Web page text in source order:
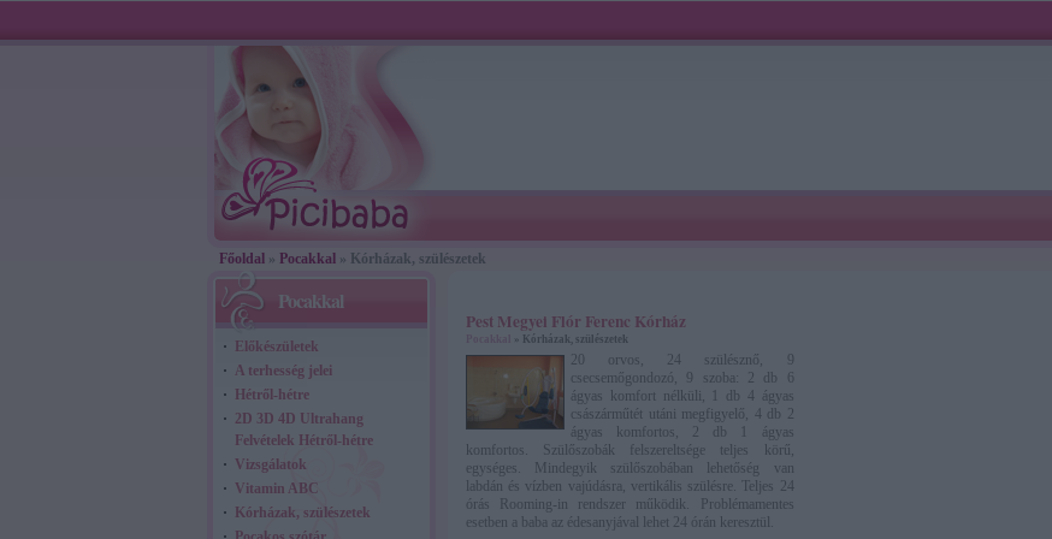
Főoldal » Pocakkal » Kórházak, szülészetek
Pest Megyei Flór Ferenc Kórház
» Kórházak, szülészetek
20 orvos, 24 szülésznő, 9
csecsemőgondozó, 9 szoba: 2 db 6
ágyas komfort nélküli, 1 db 4 ágyas
császárműtét utáni megfigyelő, 4 db 2
ágyas komfortos, 2 db 1 ágyas
komfortos. Szülőszobák felszereltsége teljes körű,
egységes. Mindegyik szülőszobában lehetőség van
labdán és vízben vajúdásra, vertikális szülésre. Teljes 24
órás Rooming-in rendszer működik. Problémamentes
esetben a baba az édesanyjával lehet 24 órán keresztül.
Pocakkal
Előkészületek
A terhesség jelei
Hétről-hétre
2D 3D 4D Ultrahang
Felvételek Hétről-hétre
Vizsgálatok
Vitamin ABC
Kórházak, szülészetek